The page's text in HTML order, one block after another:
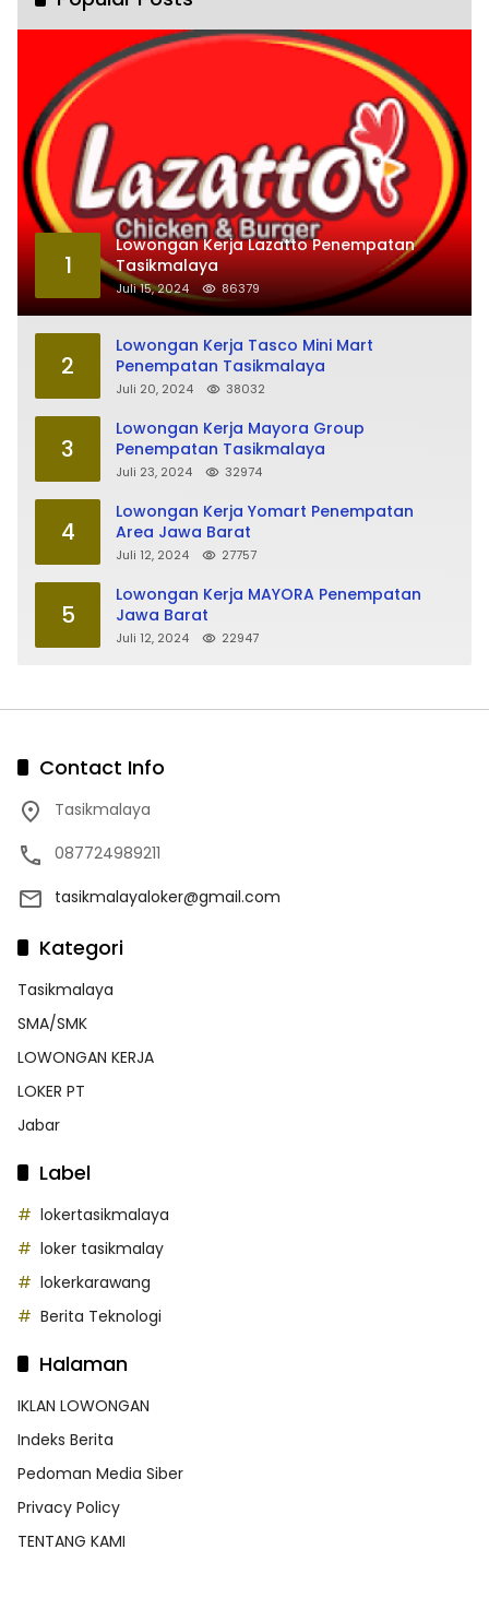
1
Lowongan Kerja Lazatto Penempatan
Tasikmalaya
Juli 15, 2024 86379
2
Lowongan Kerja Tasco Mini Mart
Penempatan Tasikmalaya
Juli 20, 2024 38032
3
Lowongan Kerja Mayora Group
Penempatan Tasikmalaya
Juli 23, 2024 32974
4
Lowongan Kerja Yomart Penempatan
Area Jawa Barat
Juli 12, 2024 27757
5
Lowongan Kerja MAYORA Penempatan
Jawa Barat
Juli 12, 2024 22947
Contact Info
Tasikmalaya
087724989211
tasikmalayaloker@gmail.com
Kategori
Tasikmalaya
SMA/SMK
LOWONGAN KERJA
LOKER PT
Jabar
Label
lokertasikmalaya
loker tasikmalay
lokerkarawang
Berita Teknologi
Halaman
IKLAN LOWONGAN
Indeks Berita
Pedoman Media Siber
Privacy Policy
TENTANG KAMI